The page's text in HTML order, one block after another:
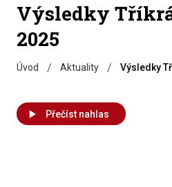
Výsledky
2025
Úvod / Aktuality / Výsledky
Přečíst nahlas